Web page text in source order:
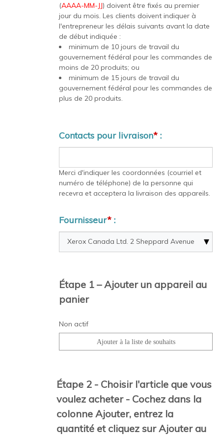
(AAAA-MM-JJ) doivent être fixés au premier
jour du mois. Les clients doivent indiquer à
l'entrepreneur les délais suivants avant la date
de début indiquée :
minimum de 10 jours de travail du
gouvernement fédéral pour les commandes de
moins de 20 produits; ou
minimum de 15 jours de travail du
gouvernement fédéral pour les commandes de
plus de 20 produits.
Contacts pour livraison* :
Merci d'indiquer les coordonnées (courriel et
numéro de téléphone) de la personne qui
recevra et acceptera la livraison des appareils.
Fournisseur* :
Étape 1 – Ajouter un appareil au
panier
Non actif
Étape 2 - Choisir l'article que vous
voulez acheter - Cochez dans la
colonne Ajouter, entrez la
quantité et cliquez sur Ajouter au